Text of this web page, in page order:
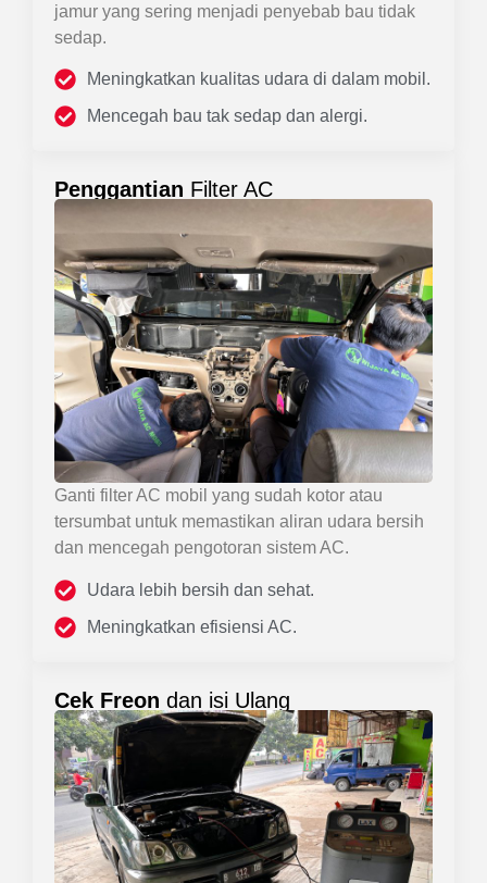
jamur yang sering menjadi penyebab bau tidak
sedap.
Meningkatkan kualitas udara di dalam mobil.
Mencegah bau tak sedap dan alergi.
Penggantian Filter AC
Ganti filter AC mobil yang sudah kotor atau
tersumbat untuk memastikan aliran udara bersih
dan mencegah pengotoran sistem AC.
Udara lebih bersih dan sehat.
Meningkatkan efisiensi AC.
Cek Freon dan isi Ulang